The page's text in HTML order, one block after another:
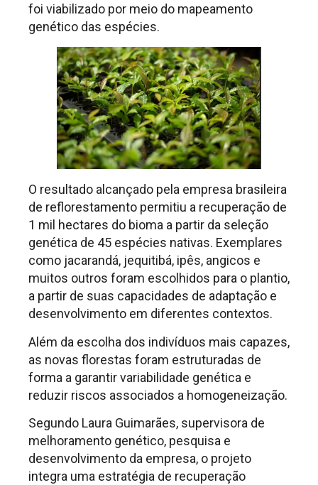
foi viabilizado por meio do mapeamento
genético das espécies.
O resultado alcançado pela empresa brasileira
de reflorestamento permitiu a recuperação de
1 mil hectares do bioma a partir da seleção
genética de 45 espécies nativas. Exemplares
como jacarandá, jequitibá, ipês, angicos e
muitos outros foram escolhidos para o plantio,
a partir de suas capacidades de adaptação e
desenvolvimento em diferentes contextos.
Além da escolha dos indivíduos mais capazes,
as novas florestas foram estruturadas de
forma a garantir variabilidade genética e
reduzir riscos associados a homogeneização.
Segundo Laura Guimarães, supervisora de
melhoramento genético, pesquisa e
desenvolvimento da empresa, o projeto
integra uma estratégia de recuperação